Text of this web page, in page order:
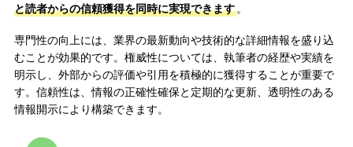
と読者からの信頼獲得を同時に実現できます。
専門性の向上には、業界の最新動向や技術的な詳細情報を盛り込
むことが効果的です。権威性については、執筆者の経歴や実績を
明示し、外部からの評価や引用を積極的に獲得することが重要で
す。信頼性は、情報の正確性確保と定期的な更新、透明性のある
情報開示により構築できます。